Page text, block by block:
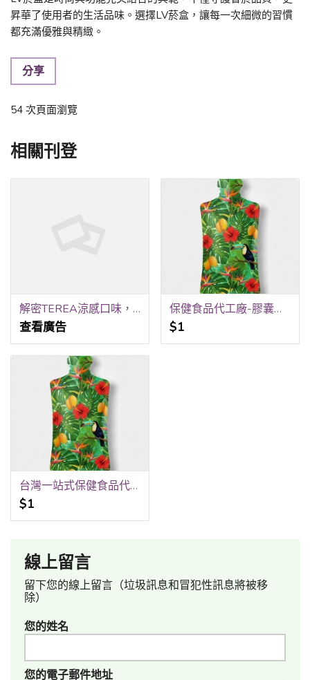
昇華了使用者的生活品味。選擇LV菸盒，讓每一次細微的習慣
都充滿優雅與精緻。
分享
54 次頁面瀏覽
相關刊登
解密TEREA涼感口味，適合喜歡清新的人選擇
查看廣告
保健食品代工廠-膠囊代工、錠劑代工、粉包代工、水劑代工、果凍代工、酵素果凍、軟袋充填代工、造型水平機代工-嘉護保生技
$1
台灣一站式保健食品代工合作夥伴-膠囊、錠劑、粉包、果凍、飲品-水平軟袋充填、水平粉包充填-嘉護保生技
$1
線上留言
留下您的線上留言（垃圾訊息和冒犯性訊息將被移
除）
您的姓名
您的電子郵件地址